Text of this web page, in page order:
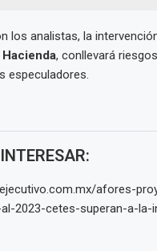
los analistas, la
, conllevará
especuladores.
afores-
2023-cetes-superan-a-la-